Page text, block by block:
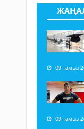
09 тамыз
09 тамыз